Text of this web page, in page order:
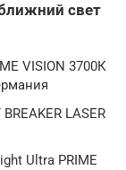
свет
VISION 3700К
LASER
Ultra PRIME